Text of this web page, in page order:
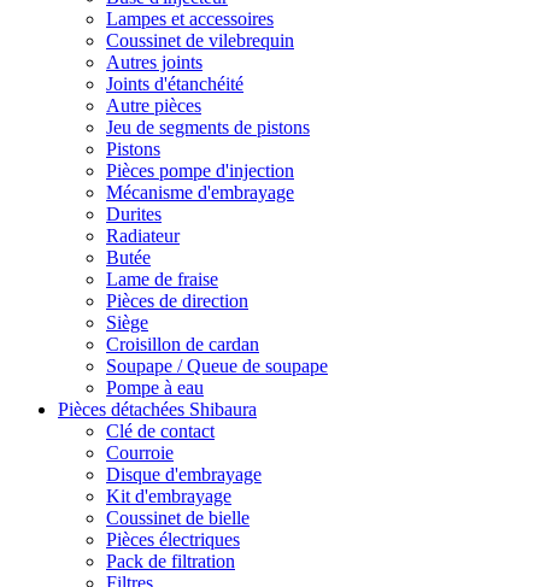
Lampes et accessoires
Coussinet de vilebrequin
Autres joints
Joints d'étanchéité
Autre pièces
Jeu de segments de pistons
Pistons
Pièces pompe d'injection
Mécanisme d'embrayage
Durites
Radiateur
Butée
Lame de fraise
Pièces de direction
Siège
Croisillon de cardan
Soupape / Queue de soupape
Pompe à eau
Pièces détachées Shibaura
Clé de contact
Courroie
Disque d'embrayage
Kit d'embrayage
Coussinet de bielle
Pièces électriques
Pack de filtration
Filtres